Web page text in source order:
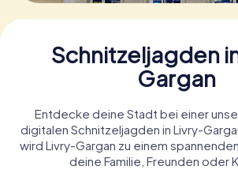
Schnitzeljagden
Gargan
Entdecke deine Stadt bei einer
digitalen Schnitzeljagden in Livry-
wird Livry-Gargan zu einem
deine Familie, Freunden oder